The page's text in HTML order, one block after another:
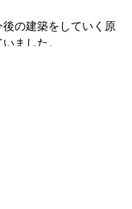
の建築をしていく原
ました。